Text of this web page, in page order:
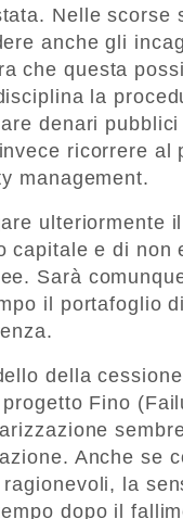
Nelle scorse
anche gli
che questa
la
denari
ricorrere al
management.
ulteriormente
capitale e di non
Sarà
il portafoglio
della
Fino
Anche se
la
dopo il